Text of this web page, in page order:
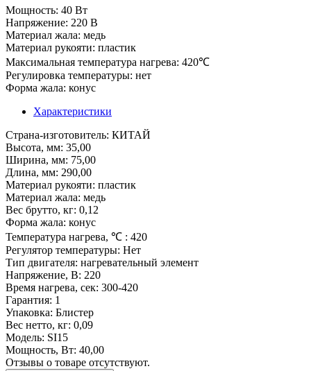
Мощность: 40 Вт
Напряжение: 220 В
Материал жала: медь
Материал рукояти: пластик
Максимальная температура нагрева: 420℃
Регулировка температуры: нет
Форма жала: конус
Характеристики
Страна-изготовитель: КИТАЙ
Высота, мм: 35,00
Ширина, мм: 75,00
Длина, мм: 290,00
Материал рукояти: пластик
Материал жала: медь
Вес брутто, кг: 0,12
Форма жала: конус
Температура нагрева, ℃ : 420
Регулятор температуры: Нет
Тип двигателя: нагревательный элемент
Напряжение, В: 220
Время нагрева, сек: 300-420
Гарантия: 1
Упаковка: Блистер
Вес нетто, кг: 0,09
Модель: SI15
Мощность, Вт: 40,00
Отзывы о товаре отсутствуют.